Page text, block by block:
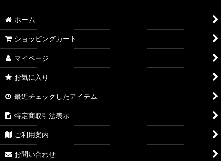
ホーム
ショッピングカート
マイページ
お気に入り
最近チェックしたアイテム
特定商取引法表示
ご利用案内
お問い合わせ